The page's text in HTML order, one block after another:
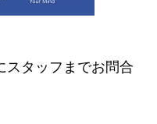
タッフまでお問合